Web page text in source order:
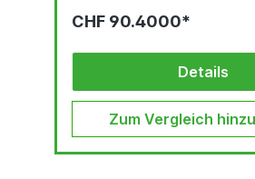
CHF 90.4000*
Details
Zum Vergleich